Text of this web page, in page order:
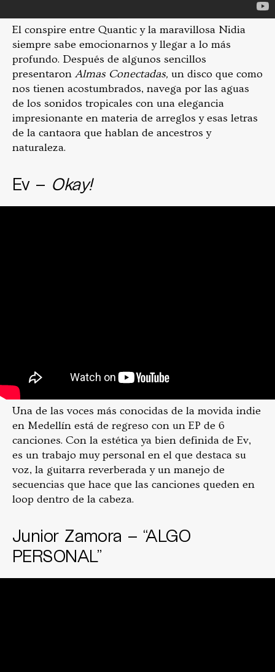
El conspire entre Quantic y la maravillosa Nidia
siempre sabe emocionarnos y llegar a lo más
profundo. Después de algunos sencillos
presentaron Almas Conectadas, un disco que como
nos tienen acostumbrados, navega por las aguas
de los sonidos tropicales con una elegancia
impresionante en materia de arreglos y esas letras
de la cantaora que hablan de ancestros y
naturaleza.
Ev – Okay!
Una de las voces más conocidas de la movida indie
en Medellín está de regreso con un EP de 6
canciones. Con la estética ya bien definida de Ev,
es un trabajo muy personal en el que destaca su
voz, la guitarra reverberada y un manejo de
secuencias que hace que las canciones queden en
loop dentro de la cabeza.
Junior Zamora – “ALGO
PERSONAL”